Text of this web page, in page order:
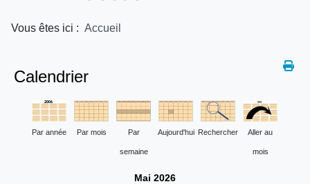
Vous êtes ici : Accueil
Calendrier
Par année Par mois Par
semaine
Aujourd'hui Rechercher Aller au
mois
Mai 2026